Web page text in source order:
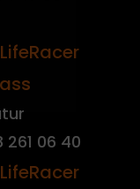
06 40